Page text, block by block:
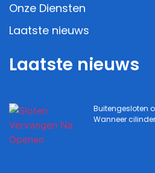
Onze Diensten
Laatste nieuws
Laatste nieuws
Buitengesloten
Wanneer